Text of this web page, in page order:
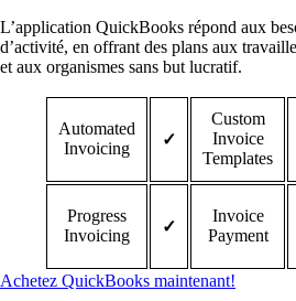
L’application QuickBooks répond aux
d’activité, en offrant des plans aux
et aux organismes sans but lucratif.
Automated
Invoicing
✓
Custom
Invoice
Templates
Progress
Invoicing
✓
Invoice
Payment
Achetez QuickBooks maintenant!